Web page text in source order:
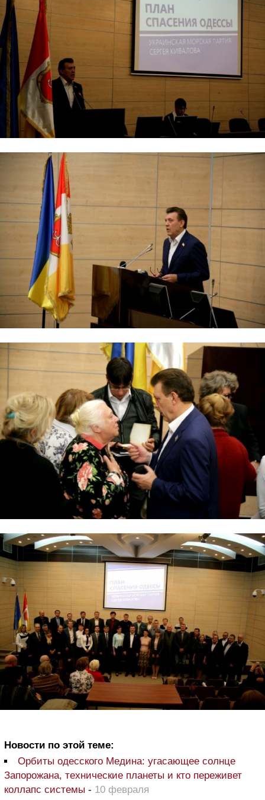
Новости по этой теме:
Орбиты одесского Медина: угасающее солнце
Запорожана, технические планеты и кто переживет
коллапс системы - 10 февраля